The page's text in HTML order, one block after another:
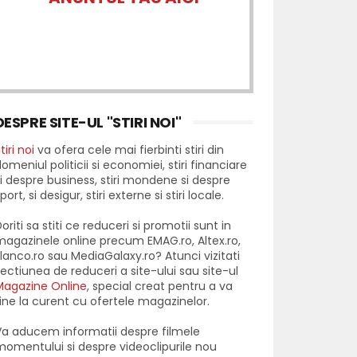
SITE-UL "STIRI NOI"
noi va ofera cele mai fierbinti stiri din
politicii si economiei, stiri financiare
despre business, stiri mondene si despre
si desigur, stiri externe si stiri locale.
sa stiti ce reduceri si promotii sunt in
online precum EMAG.ro, Altex.ro,
sau MediaGalaxy.ro? Atunci vizitati
de reduceri a site-ului sau site-ul
Online, special creat pentru a va
la curent cu ofertele magazinelor.
aducem informatii despre filmele
si despre videoclipurile nou